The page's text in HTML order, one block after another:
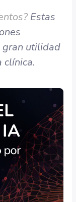
Estas
gran utilidad
clínica.